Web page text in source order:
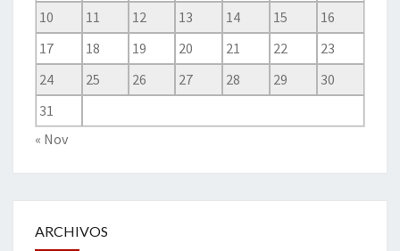
10
11 12 13 14 15
16
17
18 19 20 21 22
23
24
25 26 27 28 29
30
31
« Nov
ARCHIVOS